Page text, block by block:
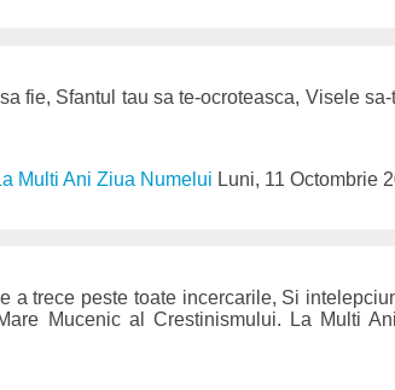
fie, Sfantul tau sa te-ocroteasca, Visele
Multi Ani Ziua Numelui Luni, 11 Octombrie
a trece peste toate incercarile, Si
Mucenic al Crestinismului. La Multi